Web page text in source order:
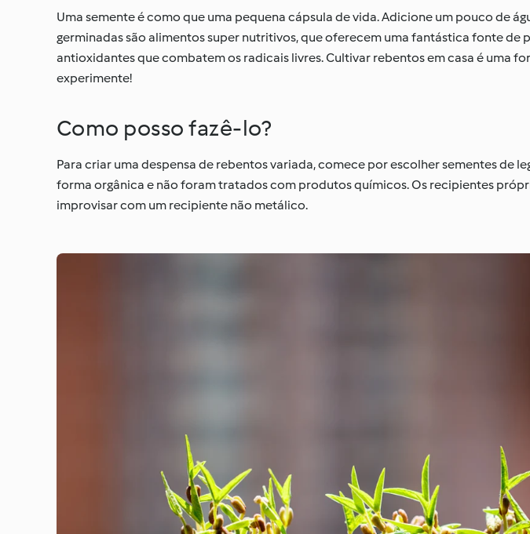
Uma semente é como que uma pequena cápsula de vida. Adicione um pouco de
germinadas são alimentos super nutritivos, que oferecem uma fantástica fonte
antioxidantes que combatem os radicais livres. Cultivar rebentos em casa é uma
experimente!
Como posso fazê-lo?
Para criar uma despensa de rebentos variada, comece por escolher sementes de
forma orgânica e não foram tratados com produtos químicos. Os recipientes
improvisar com um recipiente não metálico.